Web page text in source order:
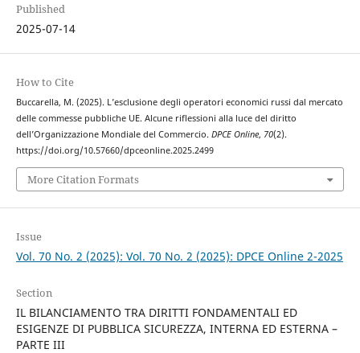
Published
2025-07-14
How to Cite
Buccarella, M. (2025). L’esclusione degli operatori economici russi dal mercato
delle commesse pubbliche UE. Alcune riflessioni alla luce del diritto
dell’Organizzazione Mondiale del Commercio. DPCE Online, 70(2).
https://doi.org/10.57660/dpceonline.2025.2499
More Citation Formats
Issue
Vol. 70 No. 2 (2025): Vol. 70 No. 2 (2025): DPCE Online 2-2025
Section
IL BILANCIAMENTO TRA DIRITTI FONDAMENTALI ED
ESIGENZE DI PUBBLICA SICUREZZA, INTERNA ED ESTERNA –
PARTE III